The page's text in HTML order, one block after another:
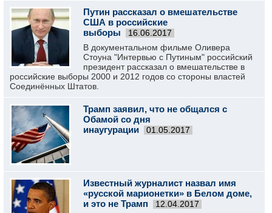
Путин рассказал о вмешательстве
США в российские
выборы
16.06.2017
В документальном фильме Оливера
Стоуна "Интервью с Путиным" российский
президент рассказал о вмешательстве в
российские выборы 2000 и 2012 годов со стороны властей
Соединённых Штатов.
Трамп заявил, что не общался с
Обамой со дня
инаугурации
01.05.2017
Известный журналист назвал имя
«русской марионетки» в Белом доме,
и это не Трамп
12.04.2017